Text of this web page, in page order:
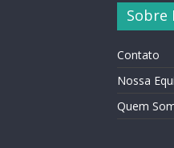
Sobre
Contato
Nossa
Quem